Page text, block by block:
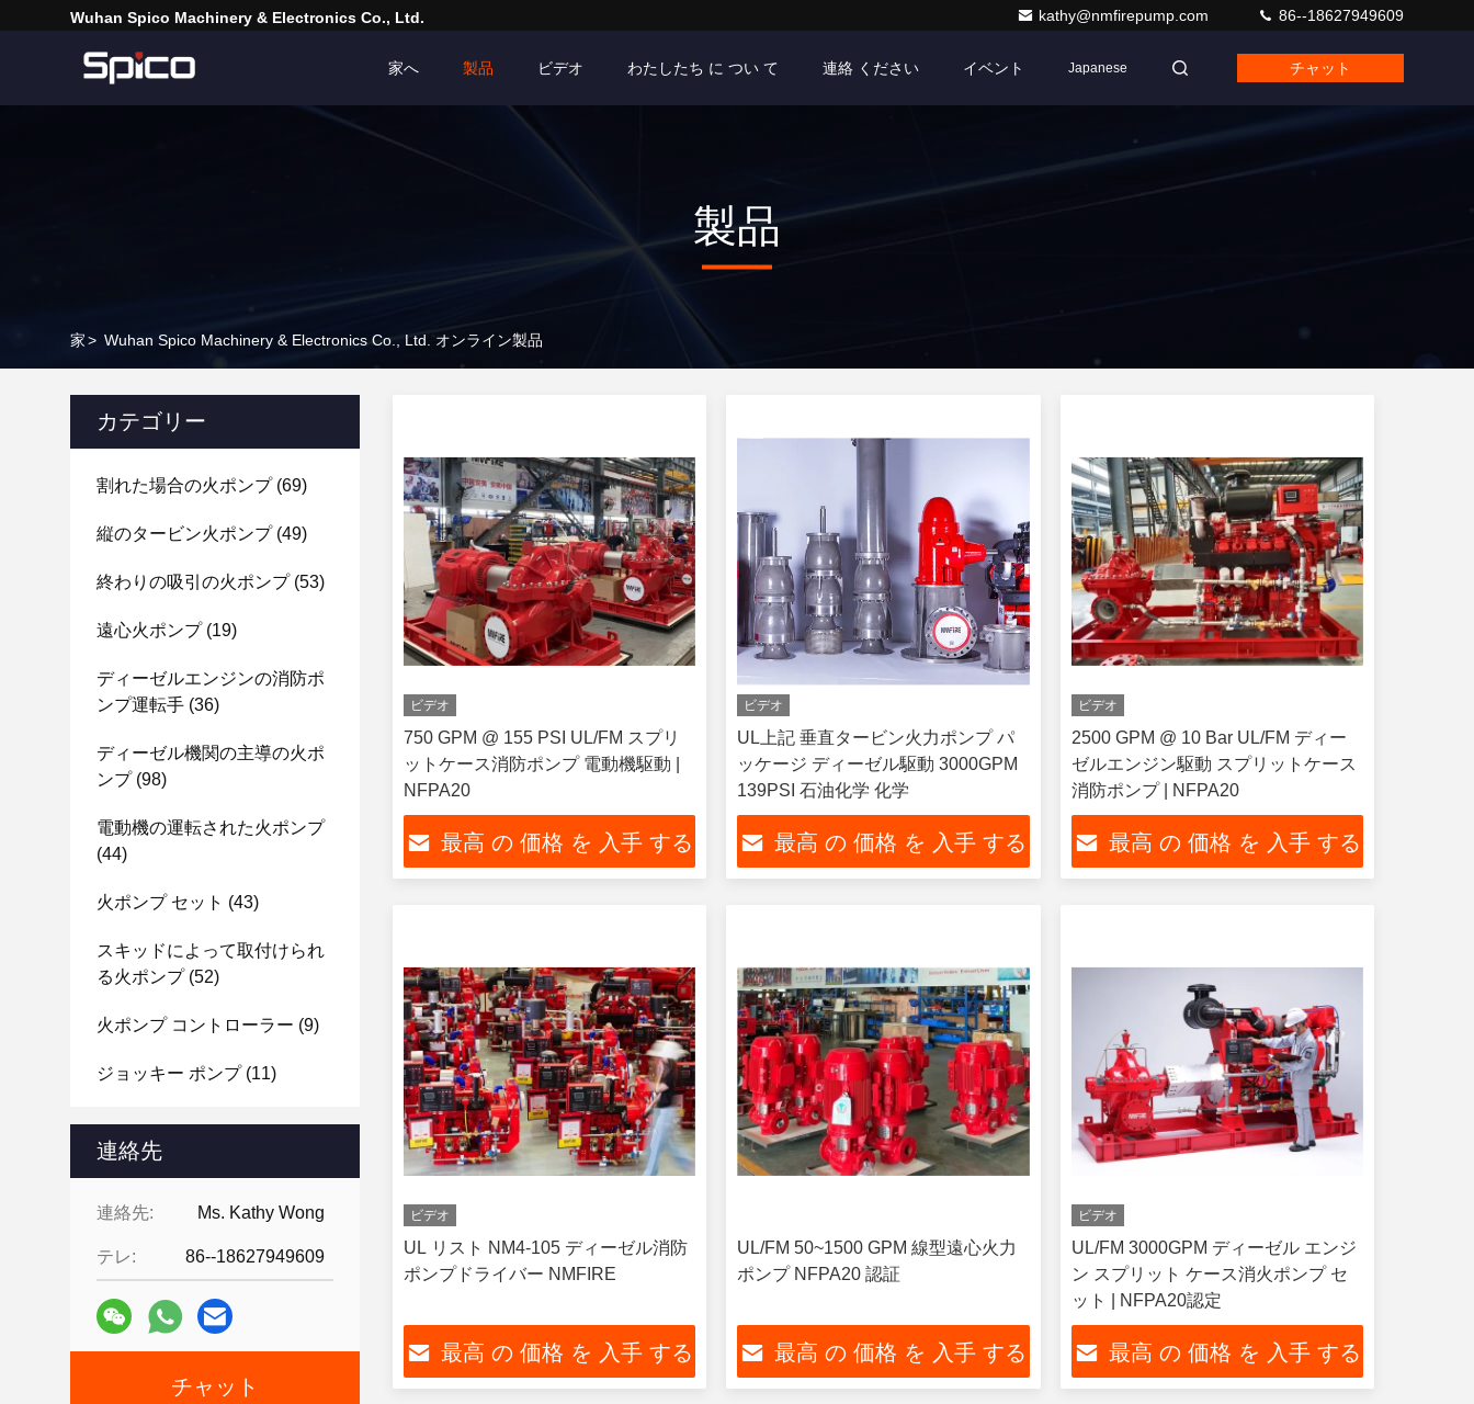
Wuhan Spico Machinery & Electronics Co., Ltd. kathy@nmfirepump.com 86--18627949609
家へ 製品 ビデオ わたしたち に つい て 連絡 ください イベント Japanese チャット
製品
家> Wuhan Spico Machinery & Electronics Co., Ltd. オンライン製品
カテゴリー
割れた場合の火ポンプ(69)
縦のタービン火ポンプ(49)
終わりの吸引の火ポンプ(53)
遠心火ポンプ(19)
ディーゼルエンジンの消防ポ
ンプ運転手 (36)
ディーゼル機関の主導の火ポ
ンプ(98)
電動機の運転された火ポンプ
(44)
火ポンプ セット (43)
スキッドによって取付けられ
る火ポンプ(52)
火ポンプ コントローラー (9)
ジョッキー ポンプ(11)
緊急用水ポンプ(11)
連絡先
連絡先: Ms. Kathy Wong
テレ: 86--18627949609
チャット
ビデオ
750 GPM @ 155 PSI UL/FM スプリ
ットケース消防ポンプ 電動機駆動 |
NFPA20
最高 の 価格 を 入手 する
ビデオ
UL上記 垂直タービン火力ポンプ パ
ッケージ ディーゼル駆動 3000GPM
139PSI 石油化学 化学
最高 の 価格 を 入手 する
ビデオ
2500 GPM @ 10 Bar UL/FM ディー
ゼルエンジン駆動 スプリットケース
消防ポンプ | NFPA20
最高 の 価格 を 入手 する
ビデオ
UL リスト NM4-105 ディーゼル消防
ポンプドライバー NMFIRE
最高 の 価格 を 入手 する
UL/FM 50~1500 GPM 線型遠心火力
ポンプ NFPA20 認証
最高 の 価格 を 入手 する
ビデオ
UL/FM 3000GPM ディーゼル エンジ
ン スプリット ケース消火ポンプ セ
ット | NFPA20認定
最高 の 価格 を 入手 する